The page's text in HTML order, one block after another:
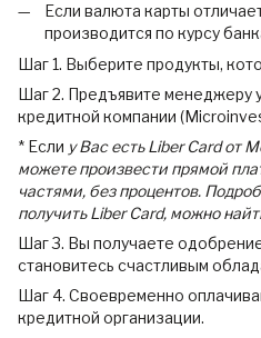
Если валюта карты
производится по курсу
Шаг 1. Выберите продукты,
Шаг 2. Предъявите менеджеру
кредитной компании
* Если у Вас есть Liber Card от
можете произвести прямой
частями, без процентов.
получить Liber Card, можно
Шаг 3. Вы получаете
становитесь счастливым
Шаг 4. Своевременно
кредитной организации.